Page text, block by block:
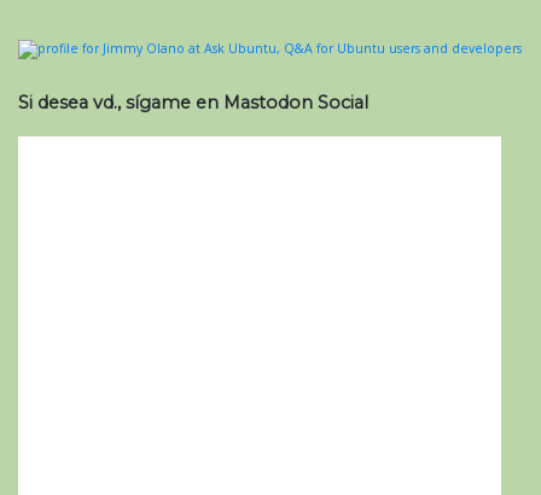
Si desea vd., sígame en Mastodon Social